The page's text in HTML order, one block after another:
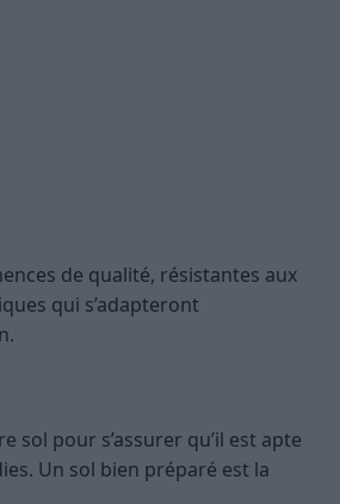
de qualité, résistantes aux
qui s’adapteront
sol pour s’assurer qu’il est apte
Un sol bien préparé est la